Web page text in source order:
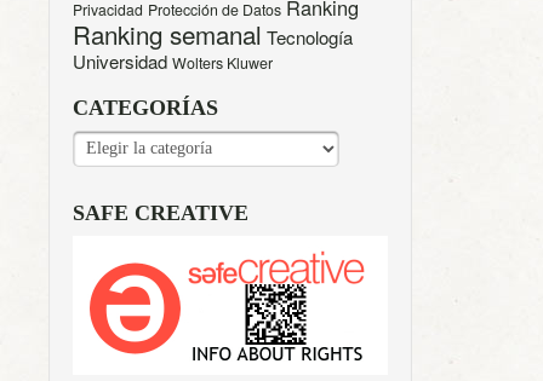
Privacidad Protección de Datos Ranking
Ranking semanal Tecnología
Universidad Wolters Kluwer
CATEGORÍAS
CATEGORÍAS
SAFE CREATIVE